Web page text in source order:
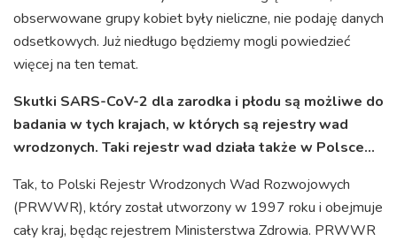
obserwowane grupy kobiet były nieliczne, nie podaję danych
odsetkowych. Już niedługo będziemy mogli powiedzieć
więcej na ten temat.
Skutki SARS-CoV-2 dla zarodka i płodu są możliwe do
badania w tych krajach, w których są rejestry wad
wrodzonych. Taki rejestr wad działa także w Polsce…
Tak, to Polski Rejestr Wrodzonych Wad Rozwojowych
(PRWWR), który został utworzony w 1997 roku i obejmuje
cały kraj, będąc rejestrem Ministerstwa Zdrowia. PRWWR